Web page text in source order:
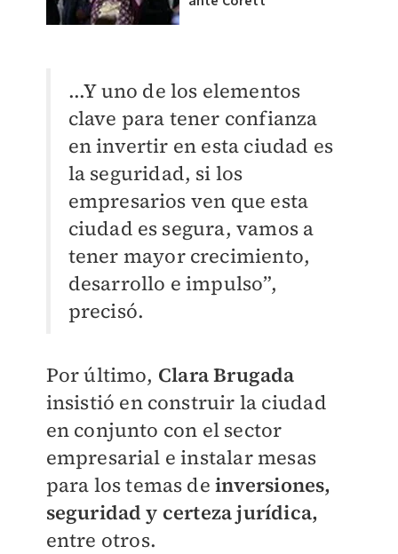
...Y uno de los elementos
clave para tener confianza
en invertir en esta ciudad es
la seguridad, si los
empresarios ven que esta
ciudad es segura, vamos a
tener mayor crecimiento,
desarrollo e impulso”,
precisó.
Por último, Clara Brugada
insistió en construir la ciudad
en conjunto con el sector
empresarial e instalar mesas
para los temas de inversiones,
seguridad y certeza jurídica,
entre otros.